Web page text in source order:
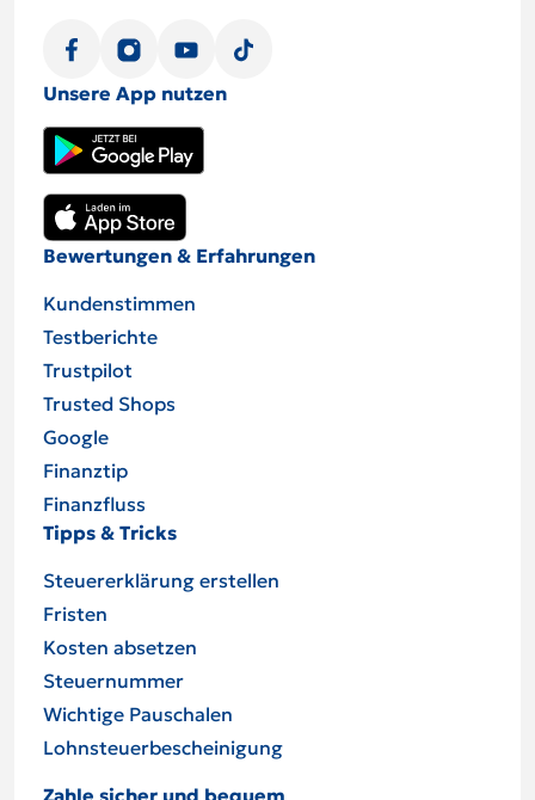
Unsere App nutzen
Bewertungen & Erfahrungen
Kundenstimmen
Testberichte
Trustpilot
Trusted Shops
Google
Finanztip
Finanzfluss
Tipps & Tricks
Steuererklärung erstellen
Fristen
Kosten absetzen
Steuernummer
Wichtige Pauschalen
Lohnsteuer­be­schei­ni­gung